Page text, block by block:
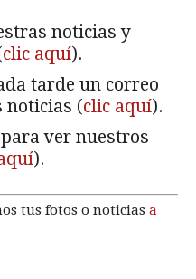
noticias y
clic aquí).
tarde un correo
noticias (clic aquí).
ver nuestros
).
tus fotos o noticias a